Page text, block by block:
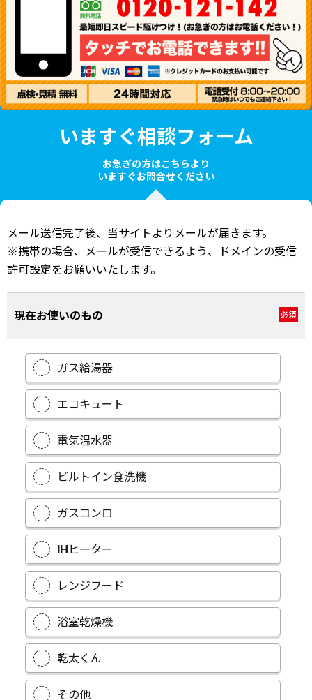
いますぐ相談フォーム
お急ぎの方はこちらより
いますぐお問合せください
メール送信完了後、当サイトよりメールが届きます。
※携帯の場合、メールが受信できるよう、ドメインの受信
許可設定をお願いいたします。
現在お使いのもの 必須
ガス給湯器
エコキュート
電気温水器
ビルトイン食洗機
ガスコンロ
IHヒーター
レンジフード
浴室乾燥機
乾太くん
その他